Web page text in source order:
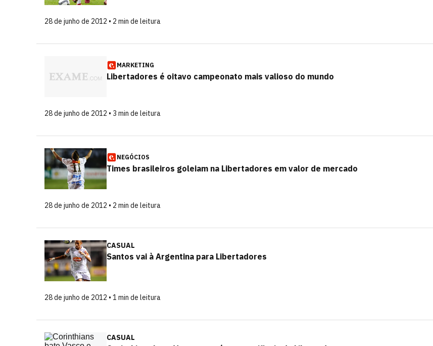
28 de junho de 2012 • 2 min de leitura
MARKETING
Libertadores é oitavo campeonato mais valioso do mundo
28 de junho de 2012 • 3 min de leitura
NEGÓCIOS
Times brasileiros goleiam na Libertadores em valor de mercado
28 de junho de 2012 • 2 min de leitura
CASUAL
Santos vai à Argentina para Libertadores
28 de junho de 2012 • 1 min de leitura
CASUAL